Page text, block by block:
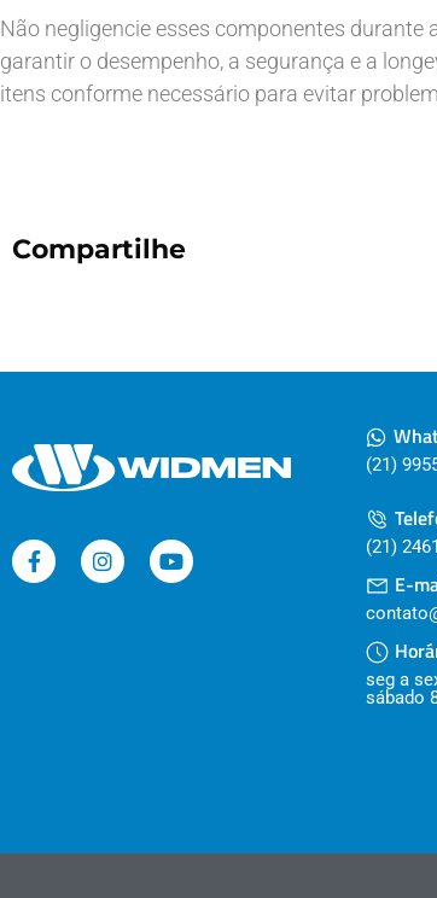
Não negligencie esses componentes
garantir o desempenho, a segurança e a
itens conforme necessário para evitar
Compartilhe
(21)
(21)
E-
seg a
sábado